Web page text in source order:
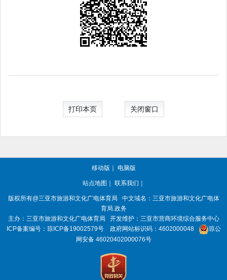
打印本页 关闭窗口
移动版 电脑版
站点地图 联系我们
版权所有@三亚市旅游和文化广电体育局
中文域名：三亚市旅游和文化广电体
育局.政务
主办：三亚市旅游和文化广电体育局
开发维护：三亚市营商环境综合服务中心
ICP备案编号： 琼ICP备19002579号 政府网站标识码： 4602000048
琼公
网安备 46020402000076号